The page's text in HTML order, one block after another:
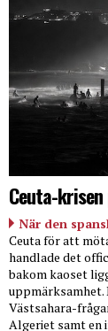
Ceuta-
När den
Ceuta för att
handlade det
bakom kaoset
uppmärksamhet.
Västsahara-
Algeriet samt en